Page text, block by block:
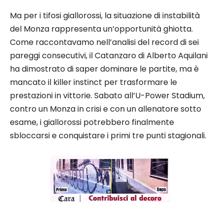
Ma per i tifosi giallorossi, la situazione di instabilità
del Monza rappresenta un’opportunità ghiotta.
Come raccontavamo nell’analisi del record di sei
pareggi consecutivi, il Catanzaro di Alberto Aquilani
ha dimostrato di saper dominare le partite, ma è
mancato il killer instinct per trasformare le
prestazioni in vittorie. Sabato all’U-Power Stadium,
contro un Monza in crisi e con un allenatore sotto
esame, i giallorossi potrebbero finalmente
sbloccarsi e conquistare i primi tre punti stagionali.